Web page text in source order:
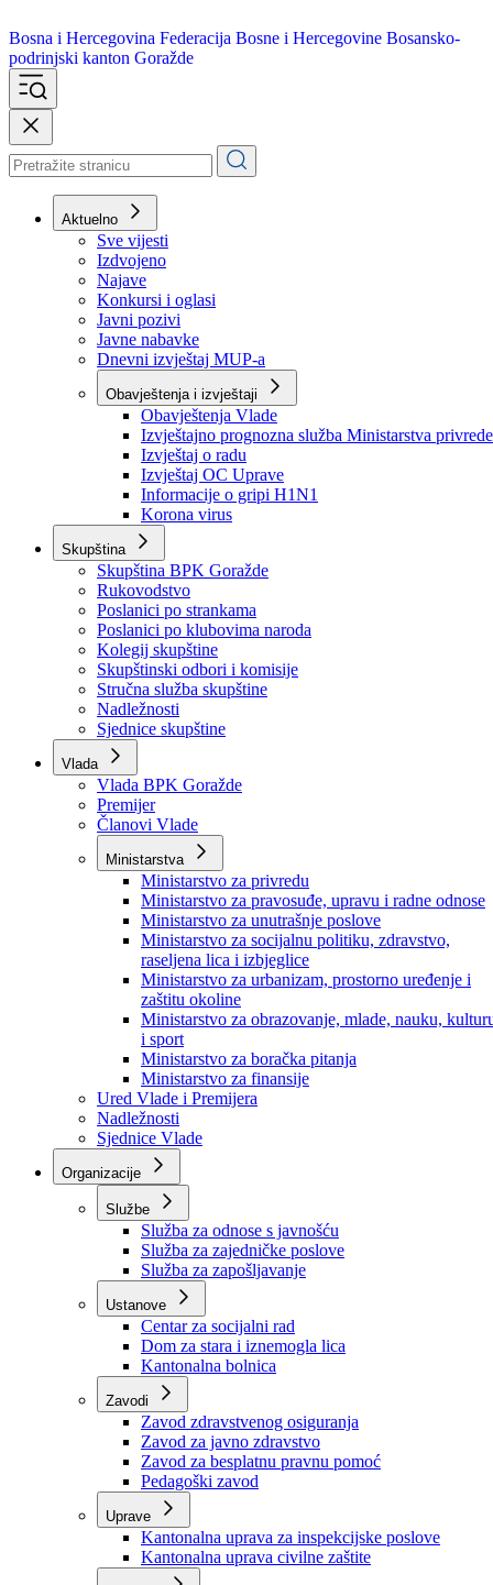
Bosna i Hercegovina
podrinjski kanton Goražde
Aktuelno
Sve vijesti
Izdvojeno
Najave
Konkursi i oglasi
Javni pozivi
Javne nabavke
Dnevni izvještaj MUP-a
Obavještenja i izvještaji
Obavještenja Vlade
Izvještajno prognozna služba Ministarstva privrede
Izvještaj o radu
Izvještaj OC Uprave
Informacije o gripi H1N1
Korona virus
Skupština
Skupština BPK Goražde
Rukovodstvo
Poslanici po strankama
Poslanici po klubovima naroda
Kolegij skupštine
Skupštinski odbori i komisije
Stručna služba skupštine
Nadležnosti
Sjednice skupštine
Vlada
Vlada BPK Goražde
Premijer
Članovi Vlade
Ministarstva
Ministarstvo za privredu
Ministarstvo za pravosuđe, upravu i radne odnose
Ministarstvo za unutrašnje poslove
Ministarstvo za socijalnu politiku, zdravstvo,
raseljena lica i izbjeglice
Ministarstvo za urbanizam, prostorno uređenje i
zaštitu okoline
Ministarstvo za obrazovanje, mlade, nauku,
i sport
Ministarstvo za boračka pitanja
Ministarstvo za finansije
Ured Vlade i Premijera
Nadležnosti
Sjednice Vlade
Organizacije
Službe
Služba za odnose s javnošću
Služba za zajedničke poslove
Služba za zapošljavanje
Ustanove
Centar za socijalni rad
Dom za stara i iznemogla lica
Kantonalna bolnica
Zavodi
Zavod zdravstvenog osiguranja
Zavod za javno zdravstvo
Zavod za besplatnu pravnu pomoć
Pedagoški zavod